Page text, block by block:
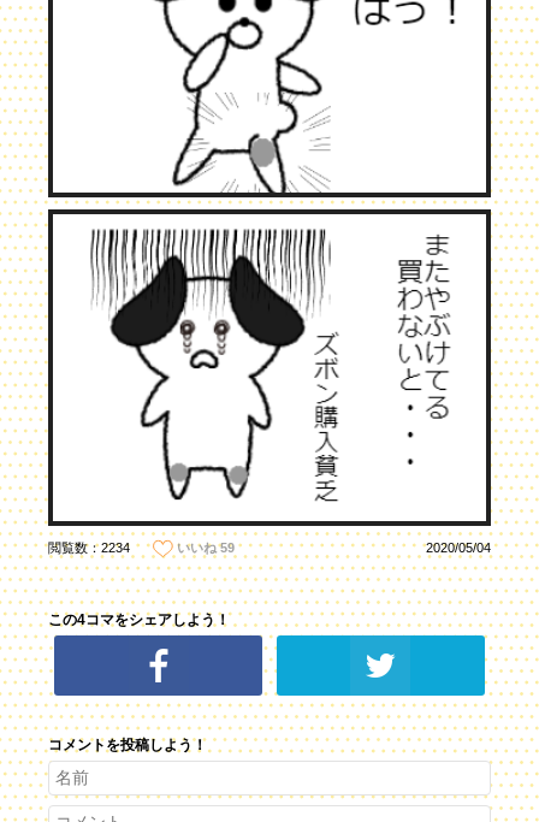
閲覧数：2234 いいね 59 2020/05/04
この4コマをシェアしよう！
コメントを投稿しよう！